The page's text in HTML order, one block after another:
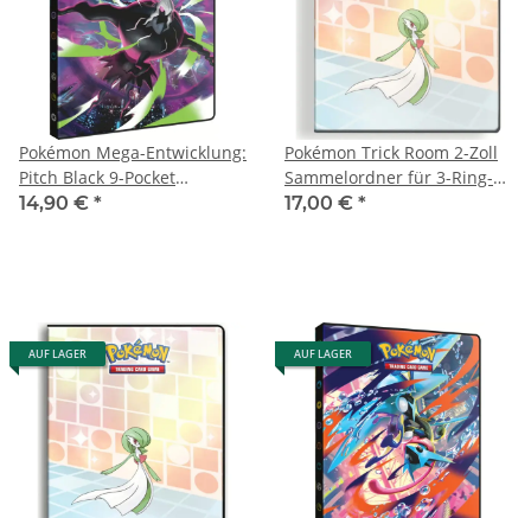
Pokémon Mega-Entwicklung:
Pitch Black 9-Pocket
Sammelalbum für 252
14,90 € *
Pokémon Trick Room 2-Zoll
Sammelordner für 3-Ring-
Seiten
17,00 € *
AUF LAGER AUF LAGER